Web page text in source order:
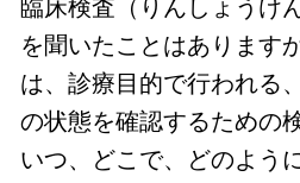
臨床検査（りんしょうけ
を聞いたことはあります
は、診療目的で行われる
の状態を確認するための
いつ、どこで、どのよう